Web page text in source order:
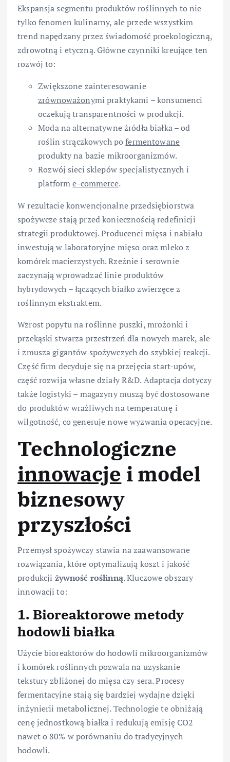
Ekspansja segmentu produktów roślinnych to nie
tylko fenomen kulinarny, ale przede wszystkim
trend napędzany przez świadomość proekologiczną,
zdrowotną i etyczną. Główne czynniki kreujące ten
rozwój to:
Zwiększone zainteresowanie
zrównoważonymi praktykami – konsumenci
oczekują transparentności w produkcji.
Moda na alternatywne źródła białka – od
roślin strączkowych pofermentowane
produkty na bazie mikroorganizmów.
Rozwój sieci sklepów specjalistycznych i
platforme-commerce.
W rezultacie konwencjonalne przedsiębiorstwa
spożywcze stają przed koniecznością redefinicji
strategii produktowej. Producenci mięsa i nabiału
inwestują w laboratoryjne mięso oraz mleko z
komórek macierzystych. Rzeźnie i serownie
zaczynają wprowadzać linie produktów
hybrydowych – łączących białko zwierzęce z
roślinnym ekstraktem.
Wzrost popytu na roślinne puszki, mrożonki i
przekąski stwarza przestrzeń dla nowych marek, ale
i zmusza gigantów spożywczych do szybkiej reakcji.
Część firm decyduje się na przejęcia start-upów,
część rozwija własne działy R&D. Adaptacja dotyczy
także logistyki – magazyny muszą być dostosowane
do produktów wrażliwych na temperaturę i
wilgotność, co generuje nowe wyzwania operacyjne.
Technologiczne
innowacje i model
biznesowy
przyszłości
Przemysł spożywczy stawia na zaawansowane
rozwiązania, które optymalizują koszt i jakość
produkcji żywność roślinną. Kluczowe obszary
innowacji to:
1. Bioreaktorowe metody
hodowli białka
Użycie bioreaktorów do hodowli mikroorganizmów
i komórek roślinnych pozwala na uzyskanie
tekstury zbliżonej do mięsa czy sera. Procesy
fermentacyjne stają się bardziej wydajne dzięki
inżynierii metabolicznej. Technologie te obniżają
cenę jednostkową białka i redukują emisję CO2
nawet o 80% w porównaniu do tradycyjnych
hodowli.